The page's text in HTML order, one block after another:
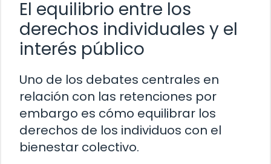
El equilibrio entre los
derechos individuales y el
interés público
Uno de los debates centrales en
relación con las retenciones por
embargo es cómo equilibrar los
derechos de los individuos con el
bienestar colectivo.